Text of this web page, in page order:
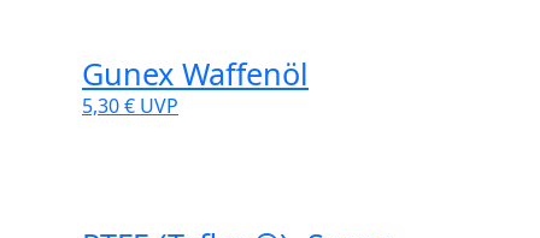
Gunex Waffenöl
5,30 € UVP